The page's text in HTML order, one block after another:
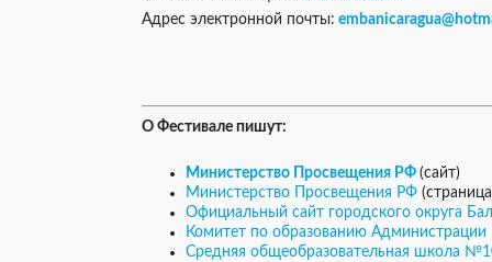
Адрес электронной почты:
О Фестивале пишут:
Министерство Просвещения РФ (сайт)
Министерство Просвещения РФ
Официальный сайт городского округа
Комитет по образованию
Средняя общеобразовательная школа